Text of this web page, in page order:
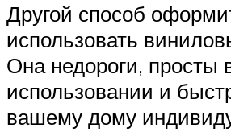
Другой способ
использовать
Она недороги, просты
использовании и
вашему дому